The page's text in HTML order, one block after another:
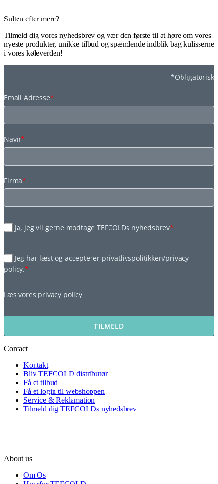
Sulten efter mere?
Tilmeld dig vores nyhedsbrev og vær den første til at høre om vores
nyeste produkter, unikke tilbud og spændende indblik bag kulisserne
i vores køleverden!
*Obligatorisk
Email Adresse*
Navn*
Firma*
Ja, jeg vil gerne modtage TEFCOLDs nyhedsbrev*
Jeg har læst og accepterer privatlivspolitikken/privacy
policy.*
Læs vores privacy policy
TILMELD
Contact
Kontakt
Bliv TEFCOLD distributør
Få et tilbud
Få et login til webshoppen
Service & Reklamation
Tilmeld dig TEFCOLDs nyhedsbrev
About us
Om Os